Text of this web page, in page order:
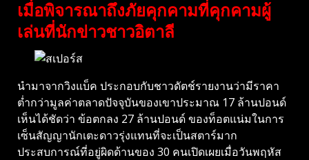
เมื่อพิจารณาถึงภัยคุกคามที่คุกคามผู้
เล่นที่นักข่าวชาวอิตาลี
นำมาจากวิงแบ็ค ประกอบกับชาวดัตช์รายงานว่ามีราคา
ต่ำกว่ามูลค่าตลาดปัจจุบันของเขาประมาณ 17 ล้านปอนด์
เห็นได้ชัดว่า ข้อตกลง 27 ล้านปอนด์ ของท็อตแน่มในการ
เซ็นสัญญานักเตะดาวรุ่งแทนที่จะเป็นสตาร์มาก
ประสบการณ์ที่อยู่ผิดด้านของ 30 คนเปิดเผยเมื่อวันพฤหัส